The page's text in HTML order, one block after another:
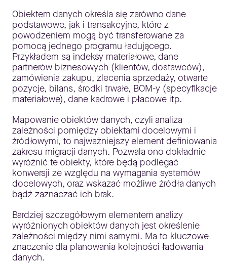
Obiektem danych określa się zarówno dane
podstawowe, jak i transakcyjne, które z
powodzeniem mogą być transferowane za
pomocą jednego programu ładującego.
Przykładem są indeksy materiałowe, dane
partnerów biznesowych (klientów, dostawców),
zamówienia zakupu, zlecenia sprzedaży, otwarte
pozycje, bilans, środki trwałe, BOM-y (specyfikacje
materiałowe), dane kadrowe i płacowe itp.
Mapowanie obiektów danych, czyli analiza
zależności pomiędzy obiektami docelowymi i
źródłowymi, to najważniejszy element definiowania
zakresu migracji danych. Pozwala ono dokładnie
wyróżnić te obiekty, które będą podlegać
konwersji ze względu na wymagania systemów
docelowych, oraz wskazać możliwe źródła danych
bądź zaznaczać ich brak.
Bardziej szczegółowym elementem analizy
wyróżnionych obiektów danych jest określenie
zależności między nimi samymi. Ma to kluczowe
znaczenie dla planowania kolejności ładowania
danych.